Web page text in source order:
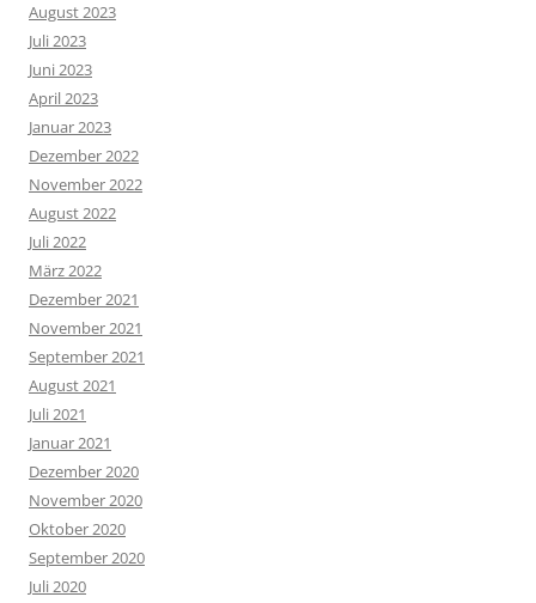
August 2023
Juli 2023
Juni 2023
April 2023
Januar 2023
Dezember 2022
November 2022
August 2022
Juli 2022
März 2022
Dezember 2021
November 2021
September 2021
August 2021
Juli 2021
Januar 2021
Dezember 2020
November 2020
Oktober 2020
September 2020
Juli 2020